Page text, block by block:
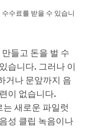
수료를 받을 수 있습니
들고 돈을 벌 수
습니다. 그러나 이
거나 문앞까지 음
이 없습니다.
는 새로운 파일럿
성 클립 녹음이나